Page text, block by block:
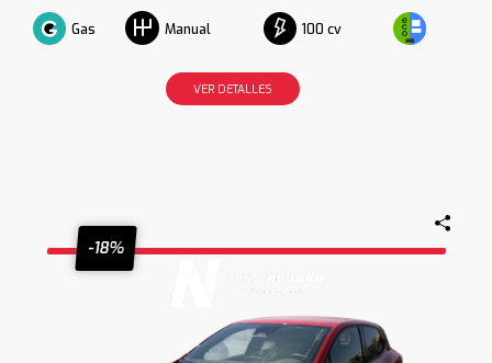
Gas Manual 100 cv
VER DETALLES
-18%